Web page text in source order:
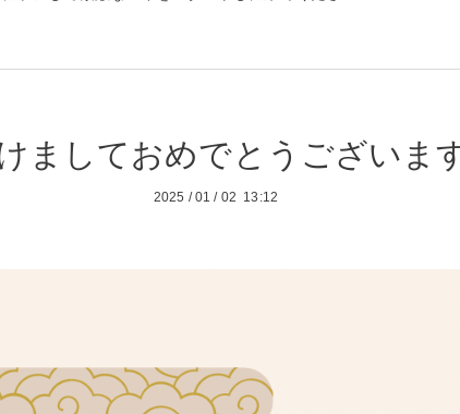
ましておめでとうございま
2025 /01 / 02 13:12